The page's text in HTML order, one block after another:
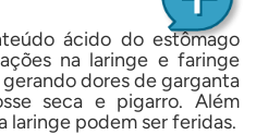
ácido do estômago
na laringe e faringe
dores de garganta
seca e pigarro. Além
laringe podem ser feridas.